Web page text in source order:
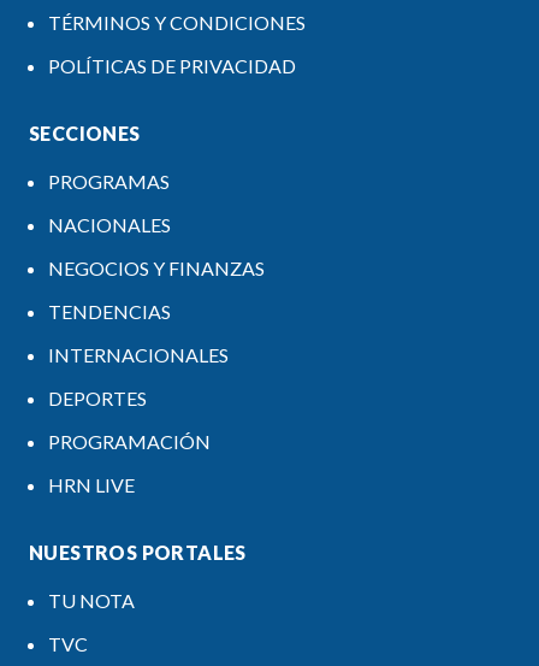
TÉRMINOS Y CONDICIONES
POLÍTICAS DE PRIVACIDAD
SECCIONES
PROGRAMAS
NACIONALES
NEGOCIOS Y FINANZAS
TENDENCIAS
INTERNACIONALES
DEPORTES
PROGRAMACIÓN
HRN LIVE
NUESTROS PORTALES
TU NOTA
TVC